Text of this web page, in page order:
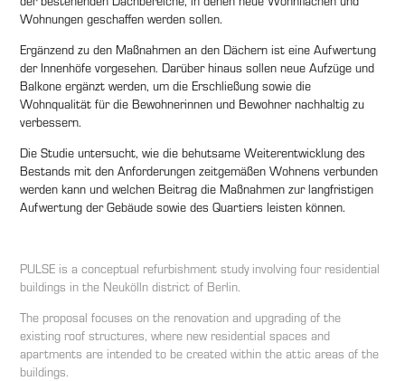
Wohnungen geschaffen werden sollen.
Ergänzend zu den Maßnahmen an den Dächern ist eine Aufwertung
der Innenhöfe vorgesehen. Darüber hinaus sollen neue Aufzüge und
Balkone ergänzt werden, um die Erschließung sowie die
Wohnqualität für die Bewohnerinnen und Bewohner nachhaltig zu
verbessern.
Die Studie untersucht, wie die behutsame Weiterentwicklung des
Bestands mit den Anforderungen zeitgemäßen Wohnens verbunden
werden kann und welchen Beitrag die Maßnahmen zur langfristigen
Aufwertung der Gebäude sowie des Quartiers leisten können.
PULSE is a conceptual refurbishment study involving four residential
buildings in the Neukölln district of Berlin.
The proposal focuses on the renovation and upgrading of the
existing roof structures, where new residential spaces and
apartments are intended to be created within the attic areas of the
buildings.